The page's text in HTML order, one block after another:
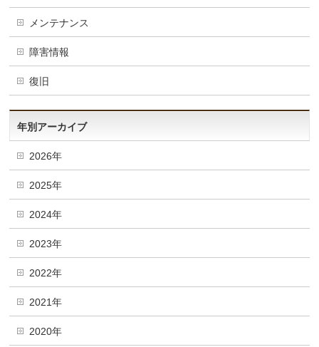
メンテナンス
障害情報
復旧
年別アーカイブ
2026年
2025年
2024年
2023年
2022年
2021年
2020年